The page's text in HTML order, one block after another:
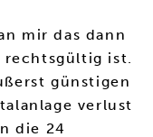
mir das dann
ist.
günstigen
verlust
die 24